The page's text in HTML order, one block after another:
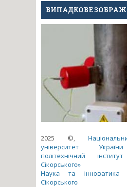
ВИПАДКОВЕ
2025 ©,
університет
політехнічний
Сікорського»
Наука та інноватика
Сікорського